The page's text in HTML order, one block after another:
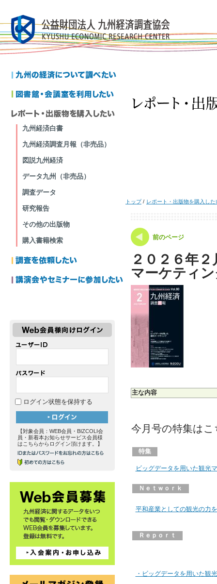
トップ/ レポート・出版物を購入した
前のページ
２０２６年
マーケティ
主な内容
今月号の特集はこ
特集
ビッグデータを用いた観光
Ｎｅｔｗｏｒｋ
平和産業としての観光の力
Ｒｅｐｏｒｔ
・ビッグデータを用いた観
九州経済白書
九州経済調査月報（非売品）
図説九州経済
データ九州（非売品）
調査データ
研究報告
その他の出版物
購入書籍検索
ログイン状態を保持する
【対象会員：WEB会員・BIZCOLI会
員・新着本お知らせサービス会員様
はこちらからログイン頂けます。】